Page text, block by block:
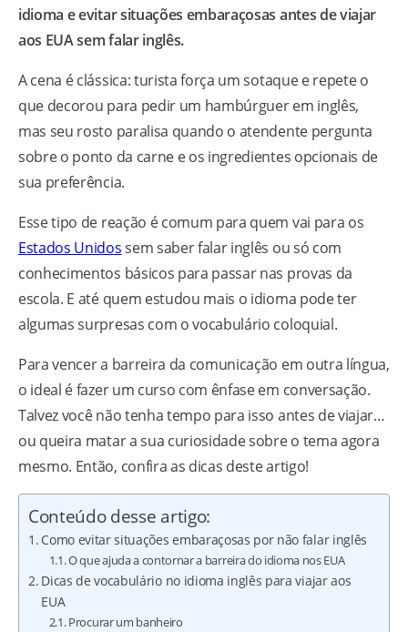
idioma e evitar situações embaraçosas antes de viajar
aos EUA sem falar inglês.
A cena é clássica: turista força um sotaque e repete o
que decorou para pedir um hambúrguer em inglês,
mas seu rosto paralisa quando o atendente pergunta
sobre o ponto da carne e os ingredientes opcionais de
sua preferência.
Esse tipo de reação é comum para quem vai para os
Estados Unidossem saber falar inglês ou só com
conhecimentos básicos para passar nas provas da
escola. E até quem estudou mais o idioma pode ter
algumas surpresas com o vocabulário coloquial.
Para vencer a barreira da comunicação em outra língua,
o ideal é fazer um curso com ênfase em conversação.
Talvez você não tenha tempo para isso antes de viajar…
ou queira matar a sua curiosidade sobre o tema agora
mesmo. Então, confira as dicas deste artigo!
Conteúdo desse artigo:
Como evitar situações embaraçosas por não falar inglês
O que ajuda a contornar a barreira do idioma nos EUA
Dicas de vocabulário no idioma inglês para viajar aos
EUA
Procurar um banheiro